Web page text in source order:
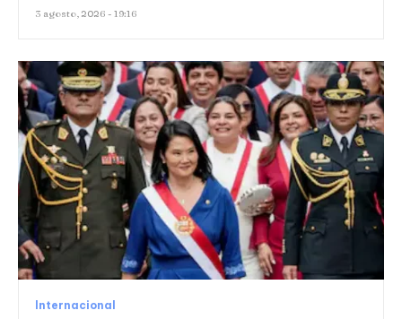
3 agosto, 2026 - 19:16
Internacional